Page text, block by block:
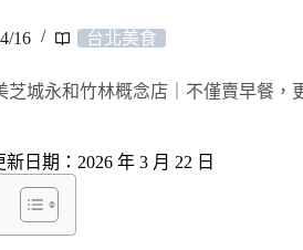
16 台北美食
芝城永和竹林概念店｜不僅賣早餐，
日期：2026 年 3 月 22 日